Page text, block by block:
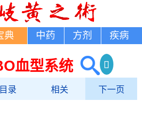
典 中药 方剂 疾病
血型系统
目录 相关 下一页